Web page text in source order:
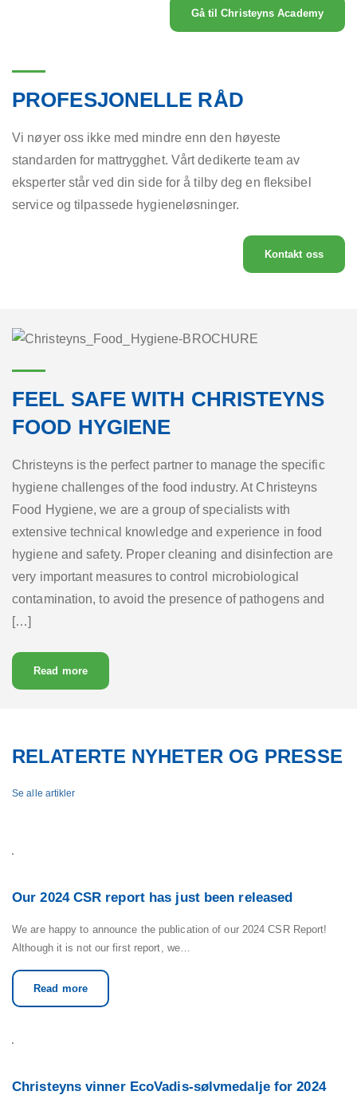
Gå til Christeyns Academy
PROFESJONELLE RÅD
Vi nøyer oss ikke med mindre enn den høyeste
standarden for mattrygghet. Vårt dedikerte team av
eksperter står ved din side for å tilby deg en fleksibel
service og tilpassede hygieneløsninger.
Kontakt oss
FEEL SAFE WITH CHRISTEYNS
FOOD HYGIENE
Christeyns is the perfect partner to manage the specific
hygiene challenges of the food industry. At Christeyns
Food Hygiene, we are a group of specialists with
extensive technical knowledge and experience in food
hygiene and safety. Proper cleaning and disinfection are
very important measures to control microbiological
contamination, to avoid the presence of pathogens and
[…]
Read moreabout Feel Safe with Christeyns Food Hygiene
RELATERTE NYHETER OG PRESSE
Se alle artikler
Our 2024 CSR report has just been released
We are happy to announce the publication of our 2024 CSR Report!
Although it is not our first report, we…
Read more
Christeyns vinner EcoVadis-sølvmedalje for 2024